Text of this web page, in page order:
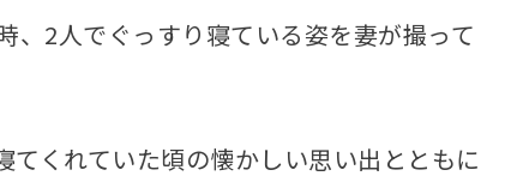
、2人でぐっすり寝ている姿を妻が撮って
くれていた頃の懐かしい思い出とともに